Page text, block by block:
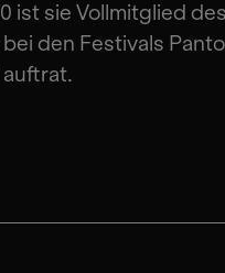
ist sie Vollmitglied
den Festivals
auftrat.